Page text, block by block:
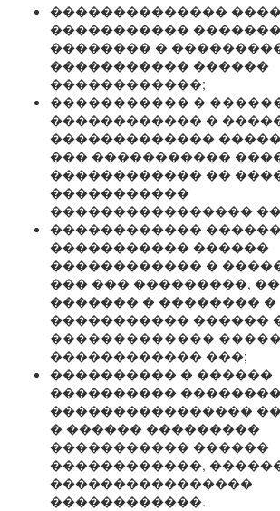
��������������
�����������
�������� �
����������� ������
������������;
����������� �
������������ �
�������������
��� �����������
������������ ��
�����������
����������������
������������
����������� ������
������������ �
��� ��� ���������,
������� � �������� �
����������� ������
�������������
������������ ���;
���������� � ������
����������
����������������
� ������ ���������
����������� ������
������������,
����������������
������������.